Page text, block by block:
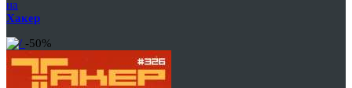
на
Хакер
-50%